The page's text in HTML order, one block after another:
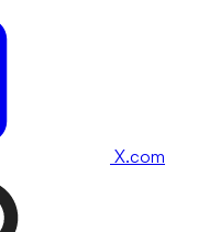
X.com